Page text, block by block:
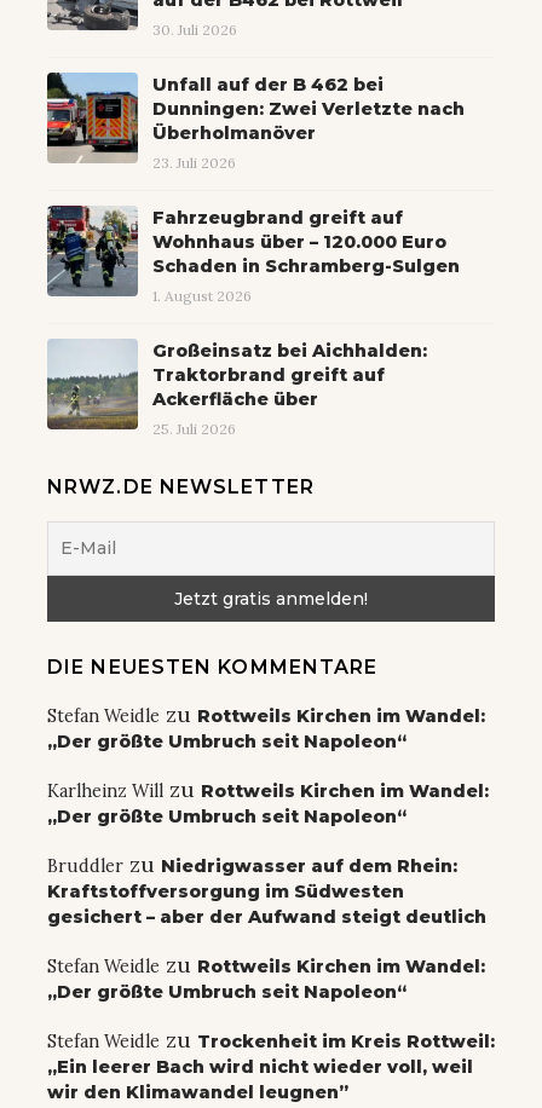
30. Juli 2026
Unfall auf der B 462 bei
Dunningen: Zwei Verletzte nach
Überholmanöver
23. Juli 2026
Fahrzeugbrand greift auf
Wohnhaus über – 120.000 Euro
Schaden in Schramberg-Sulgen
1. August 2026
Großeinsatz bei Aichhalden:
Traktorbrand greift auf
Ackerfläche über
25. Juli 2026
NRWZ.DE NEWSLETTER
DIE NEUESTEN KOMMENTARE
Stefan Weidle zu Rottweils Kirchen im Wandel:
„Der größte Umbruch seit Napoleon“
Karlheinz Will zu Rottweils Kirchen im Wandel:
„Der größte Umbruch seit Napoleon“
Bruddler zu Niedrigwasser auf dem Rhein:
Kraftstoffversorgung im Südwesten
gesichert – aber der Aufwand steigt deutlich
Stefan Weidle zu Rottweils Kirchen im Wandel:
„Der größte Umbruch seit Napoleon“
Stefan Weidle zu Trockenheit im Kreis Rottweil:
„Ein leerer Bach wird nicht wieder voll, weil
wir den Klimawandel leugnen”